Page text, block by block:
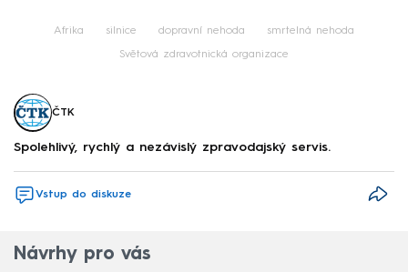
Afrika silnice dopravní nehoda smrtelná nehoda
Světová zdravotnická organizace
ČTK
Spolehlivý, rychlý a nezávislý zpravodajský servis.
Vstup do diskuze
Návrhy pro vás